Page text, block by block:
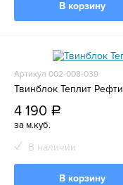
В корзину
Артикул 002-008-039
Твинблок Теплит
4 190 a
за м.куб.
В наличии
В корзину